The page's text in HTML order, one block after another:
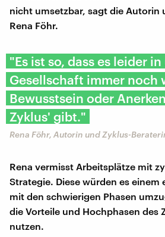
nicht umsetzbar, sagt die Autorin
Rena Föhr.
"Es ist so, dass es leider
Gesellschaft immer noch
Bewusstsein oder
Zyklus' gibt."
Rena Föhr, Autorin und Zyklus-
Rena vermisst Arbeitsplätze mit
Strategie. Diese würden es einem
mit den schwierigen Phasen
die Vorteile und Hochphasen des
nutzen.